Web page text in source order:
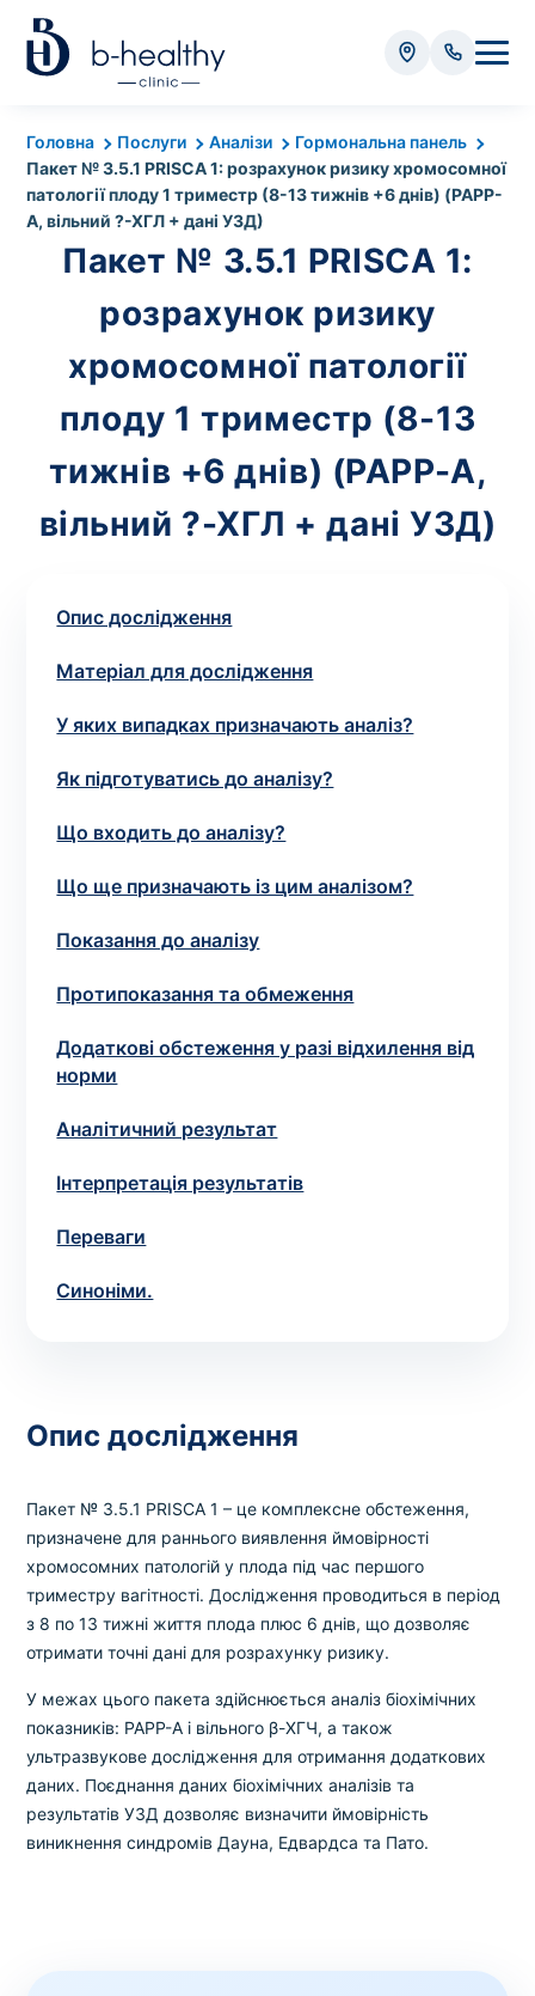
Головна Послуги Аналізи
Гормональна панель
Пакет № 3.5.1 PRISCA 1: розрахунок ризику хромосомної
патології плоду 1 триместр (8-13 тижнів +6 днів) (PAPP-
A, вільний ?-ХГЛ + дані УЗД)
Пакет № 3.5.1 PRISCA 1:
розрахунок ризику
хромосомної патології
плоду 1 триместр (8-13
тижнів +6 днів) (PAPP-A,
вільний ?-ХГЛ + дані УЗД)
Опис дослідження
Матеріал для дослідження
У яких випадках призначають аналіз?
Як підготуватись до аналізу?
Що входить до аналізу?
Що ще призначають із цим аналізом?
Показання до аналізу
Протипоказання та обмеження
Додаткові обстеження у разі відхилення від
норми
Аналітичний результат
Інтерпретація результатів
Переваги
Синоніми.
Опис дослiдження
Пакет № 3.5.1 PRISCA 1 – це комплексне обстеження,
призначене для раннього виявлення ймовiрностi
хромосомних патологiй у плода пiд час першого
триместру вагiтностi. Дослiдження проводиться в перiод
з 8 по 13 тижнi життя плода плюс 6 днiв, що дозволяє
отримати точнi данi для розрахунку ризику.
У межах цього пакета здiйснюється аналiз бiохiмiчних
показникiв: PAPP-A і вiльного β-ХГЧ, а також
ультразвукове дослiдження для отримання додаткових
даних. Поєднання даних бiохiмiчних аналiзiв та
результатiв УЗД дозволяє визначити ймовiрнiсть
виникнення синдромiв Дауна, Едвардса та Пато.
Аналізи
* Додатково оплачується (залежно від виду аналізу):
Вартість забору крові - 50 грн
Вартість забору біоматеріалу (крім крові) - від
Всього: 0
Попередній запис на дослідження не
потрібний. Виняток становлять мазки та
Ваше ім'я*
Номер телефону*
Вибрати клініку
запишіться до лікаря
рекомендуємо уточнювати вартість та терміни